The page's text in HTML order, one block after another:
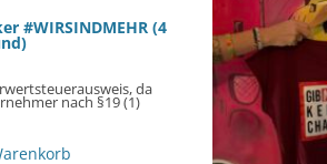
#WIRSINDMEHR (4
da
nach §19 (1)